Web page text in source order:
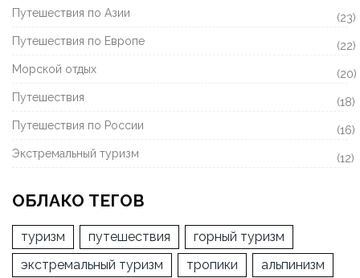
Путешествия по Азии
(23)
Путешествия по Европе
(22)
Морской отдых
(20)
Путешествия
(18)
Путешествия по России
(16)
Экстремальный туризм
(12)
ОБЛАКО ТЕГОВ
туризм путешествия
горный туризм
экстремальный туризм
тропики
альпинизм